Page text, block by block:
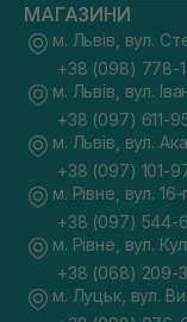
МАГАЗИНИ
м. Львів, вул.
+38 (098) 778-
м. Львів, вул.
+38 (097) 611-
м. Львів, вул.
+38 (097) 101-
м. Рівне, вул.
+38 (097) 544-
м. Рівне, вул.
+38 (068) 209-
м. Луцьк, вул.